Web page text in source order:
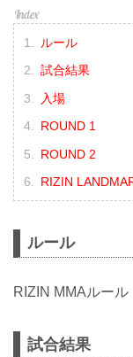
ルール
試合結果
入場
ROUND 1
ROUND 2
RIZIN
ルール
RIZIN MMAルール
試合結果